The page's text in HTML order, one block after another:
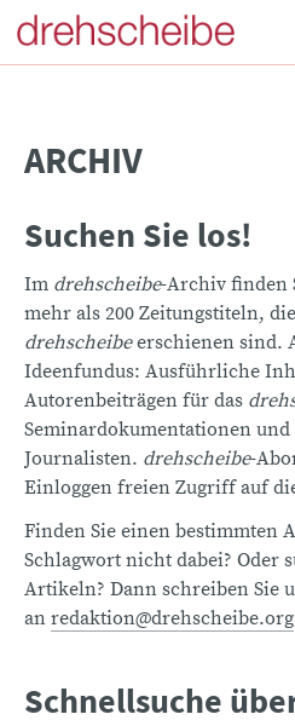
ARCHIV
Suchen Sie los!
Im drehscheibe-Archiv finden
mehr als 200 Zeitungstiteln,
drehscheibeerschienen sind.
Ideenfundus: Ausführliche
Autorenbeiträgen für das
Seminardokumentationen
Journalisten. drehscheibe-
Einloggen freien Zugriff auf
Finden Sie einen bestimmten
Schlagwort nicht dabei? Oder
Artikeln? Dann schreiben Sie
an redaktion@drehscheibe.org
Schnellsuche